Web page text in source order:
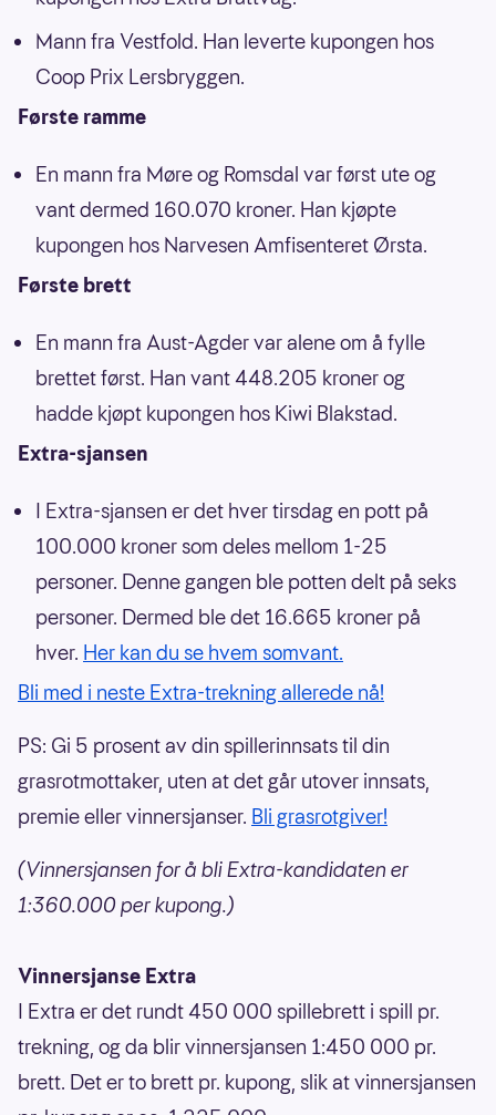
Mann fra Vestfold. Han leverte kupongen hos
Coop Prix Lersbryggen.
Første ramme
En mann fra Møre og Romsdal var først ute og
vant dermed 160.070 kroner. Han kjøpte
kupongen hos Narvesen Amfisenteret Ørsta.
Første brett
En mann fra Aust-Agder var alene om å fylle
brettet først. Han vant 448.205 kroner og
hadde kjøpt kupongen hos Kiwi Blakstad.
Extra-sjansen
I Extra-sjansen er det hver tirsdag en pott på
100.000 kroner som deles mellom 1-25
personer. Denne gangen ble potten delt på seks
personer. Dermed ble det 16.665 kroner på
hver. Her kan du se hvem somvant.
Bli med i neste Extra-trekning allerede nå!
PS: Gi 5 prosent av din spillerinnsats til din
grasrotmottaker, uten at det går utover innsats,
premie eller vinnersjanser. Bli grasrotgiver!
(Vinnersjansen for å bli Extra-kandidaten er
1:360.000 per kupong.)
Vinnersjanse Extra
I Extra er det rundt 450 000 spillebrett i spill pr.
trekning, og da blir vinnersjansen 1:450 000 pr.
brett. Det er to brett pr. kupong, slik at vinnersjansen